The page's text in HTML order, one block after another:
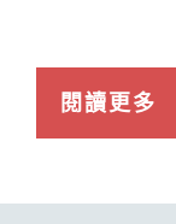
閱讀更多